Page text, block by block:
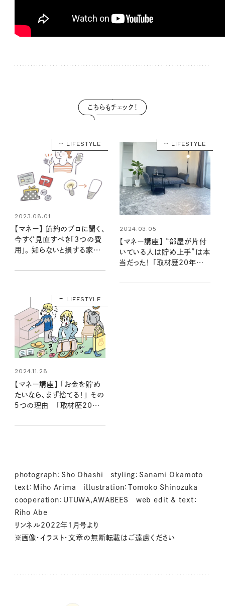
こちらもチェック！
LIFESTYLE
2023.08.01
【マネー】 節約のプロに聞く、
今すぐ見直すべき「3つの費
用」。 知らないと損する家計
LIFESTYLE
2024.03.05
【マネー講座】 “部屋が片付
いている人は貯め上手”は本
当だった！ 「取材歴20年超
LIFESTYLE
2024.11.28
【マネー講座】 「お金を貯め
たいなら、まず捨てる！」 その
５つの理由 「取材歴20年
⑩」
photograph：Sho Ohashi styling：Sanami Okamoto
text：Miho Arima illustration：Tomoko Shinozuka
cooperation：UTUWA,AWABEES web edit & text：
Riho Abe
リンネル2022年1月号より
※画像・イラスト・文章の無断転載はご遠慮ください